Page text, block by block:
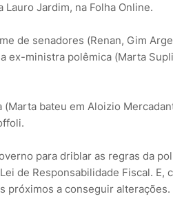
Jardim, na Folha Online.
de senadores (Renan, Gim
ex-ministra polêmica (Marta
bateu em Aloizio
para driblar as regras da
de Responsabilidade Fiscal.
próximos a conseguir alterações.